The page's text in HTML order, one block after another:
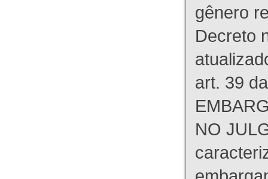
gênero
Decreto
art. 39
NO